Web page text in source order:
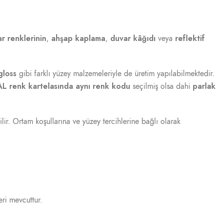
renklerinin, ahşap kaplama, duvar kâğıdı veya reflektif
gibi farklı yüzey malzemeleriyle de üretim yapılabilmektedir.
renk kartelasında aynı renk kodu seçilmiş olsa dahi parlak
Ortam koşullarına ve yüzey tercihlerine bağlı olarak
mevcuttur.